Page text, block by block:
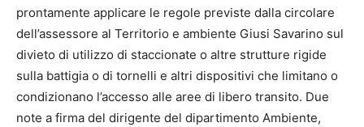
prontamente applicare le regole previste dalla circolare
dell’assessore al Territorio e ambiente Giusi Savarino sul
divieto di utilizzo di staccionate o altre strutture rigide
sulla battigia o di tornelli e altri dispositivi che limitano o
condizionano l’accesso alle aree di libero transito. Due
note a firma del dirigente del dipartimento Ambiente,